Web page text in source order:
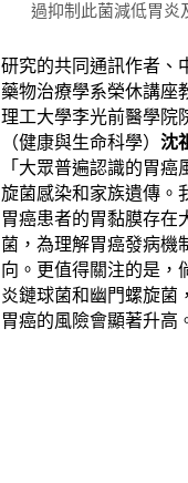
過抑制此菌減低胃炎
研究的共同通訊作者、
藥物治療學系榮休講座
理工大學李光前醫學院
（健康與生命科學） 沈
「大眾普遍認識的胃
旋菌感染和家族遺傳。
胃癌患者的胃黏膜存在
菌，為理解胃癌發病機
向。更值得關注的是，
炎鏈球菌和幽門螺旋菌
胃癌的風險會顯著升高